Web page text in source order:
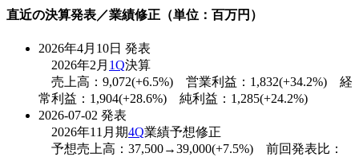
直近の決算発表／業績修正（単位：百万円）
2026年4月10日 発表
2026年2月 1Q決算
売上高：9,072(+6.5%) 営業利益：1,832(+34.2%) 経
常利益：1,904(+28.6%) 純利益：1,285(+24.2%)
2026-07-02 発表
2026年11月期4Q業績予想修正
予想売上高：37,500→39,000(+7.5%) 前回発表比：